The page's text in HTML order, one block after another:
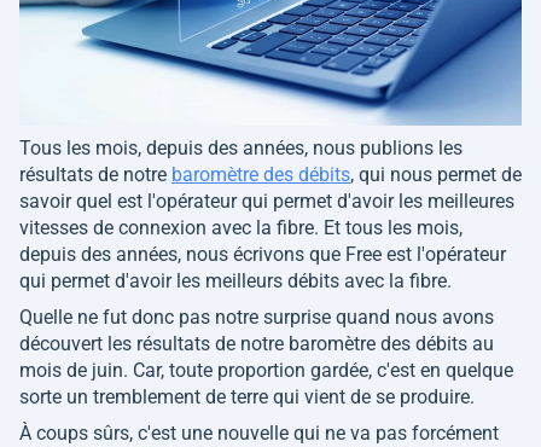
Tous les mois, depuis des années, nous publions les
résultats de notre baromètre des débits, qui nous permet de
savoir quel est l'opérateur qui permet d'avoir les meilleures
vitesses de connexion avec la fibre. Et tous les mois,
depuis des années, nous écrivons que Free est l'opérateur
qui permet d'avoir les meilleurs débits avec la fibre.
Quelle ne fut donc pas notre surprise quand nous avons
découvert les résultats de notre baromètre des débits au
mois de juin. Car, toute proportion gardée, c'est en quelque
sorte un tremblement de terre qui vient de se produire.
À coups sûrs, c'est une nouvelle qui ne va pas forcément